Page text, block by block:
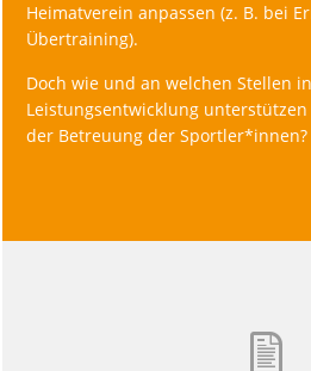
Heimatverein anpassen (z. B. bei
Übertraining).
Doch wie und an welchen Stellen
Leistungsentwicklung
der Betreuung der Sportler*innen?